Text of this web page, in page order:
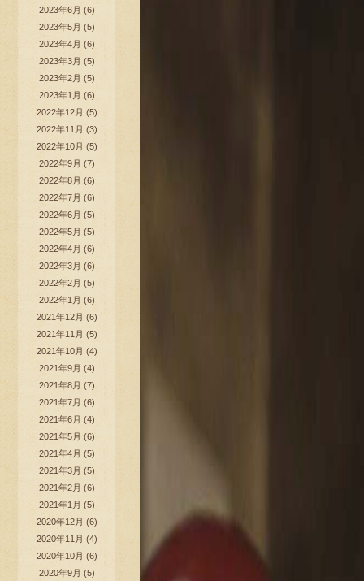
2023年6月 (6)
2023年5月 (5)
2023年4月 (6)
2023年3月 (5)
2023年2月 (5)
2023年1月 (6)
2022年12月 (5)
2022年11月 (3)
2022年10月 (5)
2022年9月 (7)
2022年8月 (6)
2022年7月 (6)
2022年6月 (5)
2022年5月 (5)
2022年4月 (6)
2022年3月 (6)
2022年2月 (5)
2022年1月 (6)
2021年12月 (6)
2021年11月 (5)
2021年10月 (4)
2021年9月 (4)
2021年8月 (7)
2021年7月 (6)
2021年6月 (4)
2021年5月 (6)
2021年4月 (5)
2021年3月 (5)
2021年2月 (6)
2021年1月 (5)
2020年12月 (6)
2020年11月 (4)
2020年10月 (6)
2020年9月 (5)